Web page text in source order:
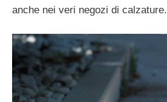
anche nei veri negozi di calzature.